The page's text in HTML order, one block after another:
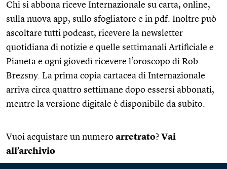
Chi si abbona riceve Internazionale su carta, online,
sulla nuova app, sullo sfogliatore e in pdf. Inoltre può
ascoltare tutti podcast, ricevere la newsletter
quotidiana di notizie e quelle settimanali Artificiale e
Pianeta e ogni giovedì ricevere l’oroscopo di Rob
Brezsny. La prima copia cartacea di Internazionale
arriva circa quattro settimane dopo essersi abbonati,
mentre la versione digitale è disponibile da subito.
Vuoi acquistare un numero arretrato? Vai
all’archivio